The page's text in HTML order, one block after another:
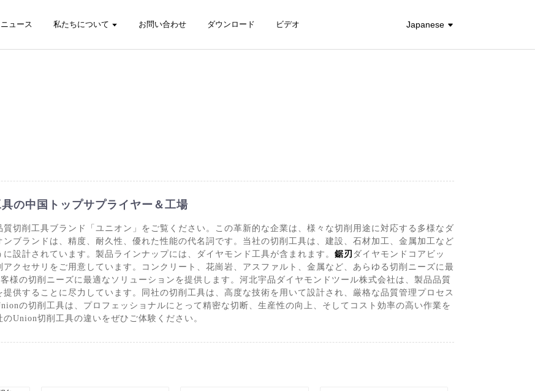
ニュース 私たちについて お問い合わせ ダウンロード ビデオ Japanese
の中国トップサプライヤー＆工場
切削工具ブランド「ユニオン」をご覧ください。この革新的な企業は、様々な切削用途に対応する多様なダ
ブランドは、精度、耐久性、優れた性能の代名詞です。当社の切削工具は、建設、石材加工、金属加工など
設計されています。製品ラインナップには、ダイヤモンド工具が含まれます。 鋸刃 ダイヤモンドコアビッ
クセサリをご用意しています。コンクリート、花崗岩、アスファルト、金属など、あらゆる切削ニーズに最
様の切削ニーズに最適なソリューションを提供します。河北宇品ダイヤモンドツール株式会社は、製品品質
供することに尽力しています。同社の切削工具は、高度な技術を用いて設計され、厳格な品質管理プロセス
の切削工具は、プロフェッショナルにとって精密な切断、生産性の向上、そしてコスト効率の高い作業を
Union切削工具の違いをぜひご体験ください。